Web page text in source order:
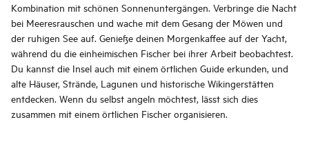
Kombination mit schönen Sonnenuntergängen. Verbringe die Nacht
bei Meeresrauschen und wache mit dem Gesang der Möwen und
der ruhigen See auf. Genieße deinen Morgenkaffee auf der Yacht,
während du die einheimischen Fischer bei ihrer Arbeit beobachtest.
Du kannst die Insel auch mit einem örtlichen Guide erkunden, und
alte Häuser, Strände, Lagunen und historische Wikingerstätten
entdecken. Wenn du selbst angeln möchtest, lässt sich dies
zusammen mit einem örtlichen Fischer organisieren.